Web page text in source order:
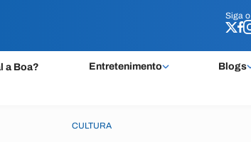
Siga o
a Boa? Entretenimento Blogs
Siga o
CULTURA